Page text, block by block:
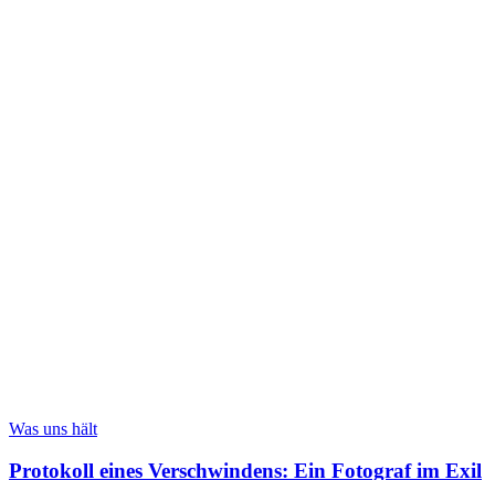
Was uns hält
Protokoll eines Verschwindens: Ein Fotograf im Exil